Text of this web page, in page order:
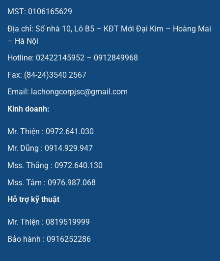
MST: 0106165629
Địa chỉ: Số nhà 10, Lô B5 – KĐT Mới Đại Kim – Hoàng Mai
– Hà Nội
Hotline: 02422145952 – 0912849968
Fax: (84-24)3540 2567
Email: lachongcorpjsc@gmail.com
Kinh doanh:
Mr. Thiện : 0972.641.030
Mr. Dũng : 0914.929.947
Mss. Thắng : 0972.640.130
Mss. Tâm : 0976.987.068
Hỗ trợ kỹ thuật
Mr. Thiện : 0819519999
Bảo hành : 0916252286